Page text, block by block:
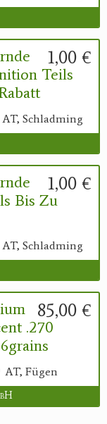
1,00 €
Teils
AT, Schladming
1,00 €
Bis Zu
AT, Schladming
85,00 €
.270
AT, Fügen